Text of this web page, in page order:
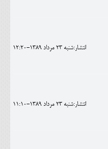
انتشار:شنبه 23 مرداد 1389-12:20
انتشار:شنبه 23 مرداد 1389-11:10